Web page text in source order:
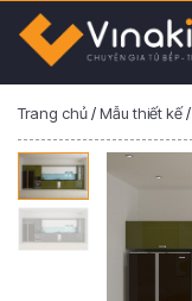
Trang chủ/Mẫu thiết kế/